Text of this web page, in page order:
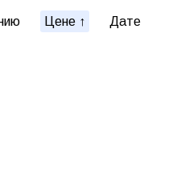
Цене
Дате